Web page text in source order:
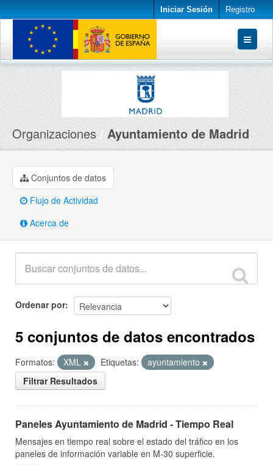
Iniciar Sesión Registro
Conjuntos de datos
Organizaciones Ayuntamiento de Madrid
Conjuntos de datos
Flujo de Actividad
Acerca de
Ordenar por
5 conjuntos de datos encontrados
Formatos: XML Etiquetas:
ayuntamiento
Filtrar Resultados
Paneles Ayuntamiento de Madrid - Tiempo Real
Mensajes en tiempo real sobre el estado del tráfico en los
paneles de información variable en M-30 superficie.